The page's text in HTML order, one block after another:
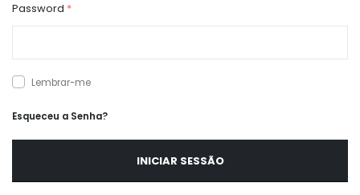
Password *
Lembrar-me
Esqueceu a Senha?